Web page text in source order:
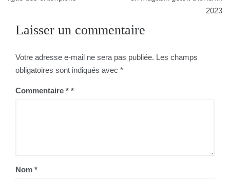
2023
Laisser un commentaire
Votre adresse e-mail ne sera pas publiée. Les champs
obligatoires sont indiqués avec *
Commentaire *
Nom *